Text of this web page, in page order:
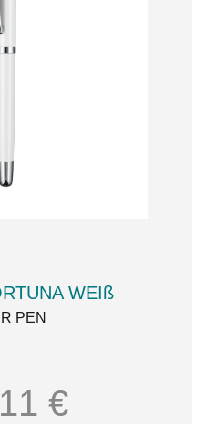
WEIß
PEN
€